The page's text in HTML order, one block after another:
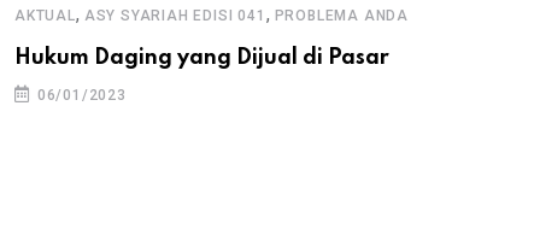
AKTUAL, ASY SYARIAH EDISI 041 , PROBLEMA ANDA
Hukum Daging yang Dijual di Pasar
06/01/2023